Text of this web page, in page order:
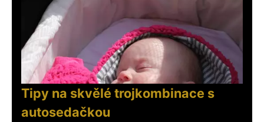
Tipy na skvělé trojkombinace s
autosedačkou